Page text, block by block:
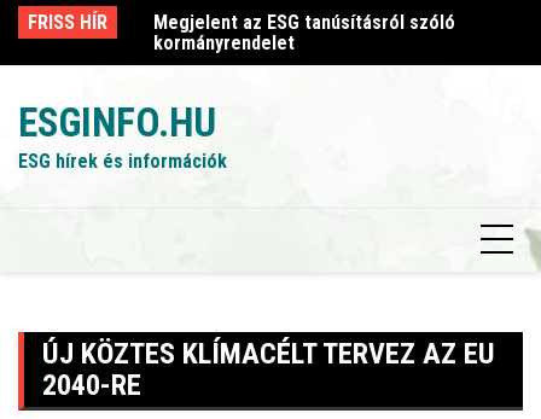
Skip
content
FRISS HÍR
szóló
Megjelent az ESG tanúsításról szóló
kormányrendelet
ESGINFO.HU
ESG hírek és információk
ÚJ KÖZTES KLÍMACÉLT TERVEZ AZ EU
2040-RE